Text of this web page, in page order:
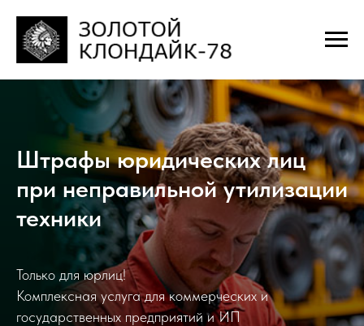
Штрафы юридических лиц
при неправильной утилизации
техники
Только для юрлиц!
Комплексная услуга для коммерческих и
государственных предприятий и ИП